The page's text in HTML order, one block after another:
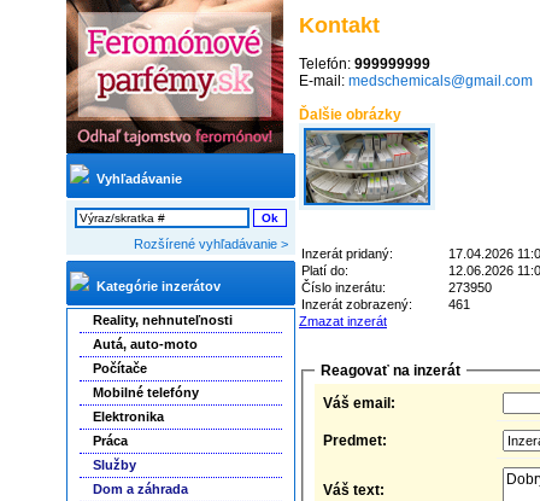
Vyhľadávanie
Rozšírené vyhľadávanie >
Kategórie inzerátov
Reality, nehnuteľnosti
Autá, auto-moto
Počítače
Mobilné telefóny
Elektronika
Práca
Služby
Dom a záhrada
Kontakt
Telefón: 999999999
E-mail: medschemicals@gmail.com
Ďalšie obrázky
Inzerát pridaný:
17.04.2026
Platí do:
12.06.2026
Číslo inzerátu:
273950
Inzerát zobrazený:
461
Zmazat inzerát
Reagovať na inzerát
Váš email:
Predmet:
Váš text: